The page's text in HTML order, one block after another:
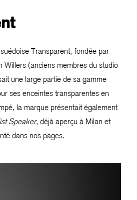
Transparent, fondée par
Willers (anciens membres du studio
une large partie de sa gamme
ses enceintes transparentes en
la marque présentait également
Speaker, déjà aperçu à Milan et
dans nos pages.